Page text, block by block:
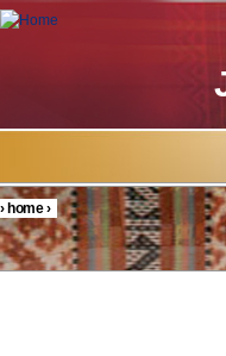
Skip to main content
You are here
›home›